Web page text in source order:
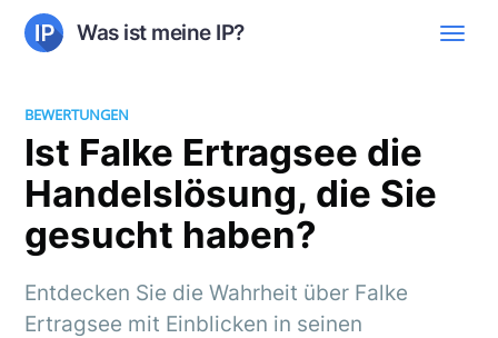
Was ist meine IP?
BEWERTUNGEN
Ist Falke Ertragsee die
Handelslösung, die Sie
gesucht haben?
Entdecken Sie die Wahrheit über Falke
Ertragsee mit Einblicken in seinen